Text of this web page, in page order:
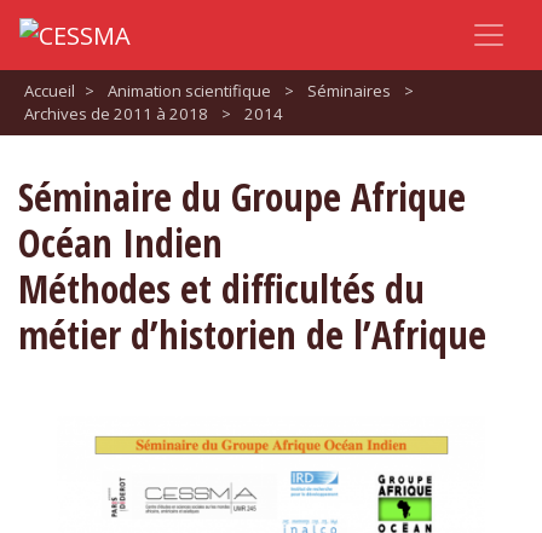
Accueil > Animation scientifique > Séminaires
>
Archives de 2011 à 2018
> 2014
Séminaire du Groupe Afrique
Océan Indien
Méthodes et difficultés du
métier d’historien de l’Afrique